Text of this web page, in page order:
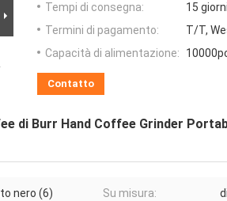
Tempi di consegna:
15 giorni
Termini di pagamento:
T/T,
Capacità di alimentazione:
Contatto
di Burr Hand Coffee Grinder
nero (6) Su misura: